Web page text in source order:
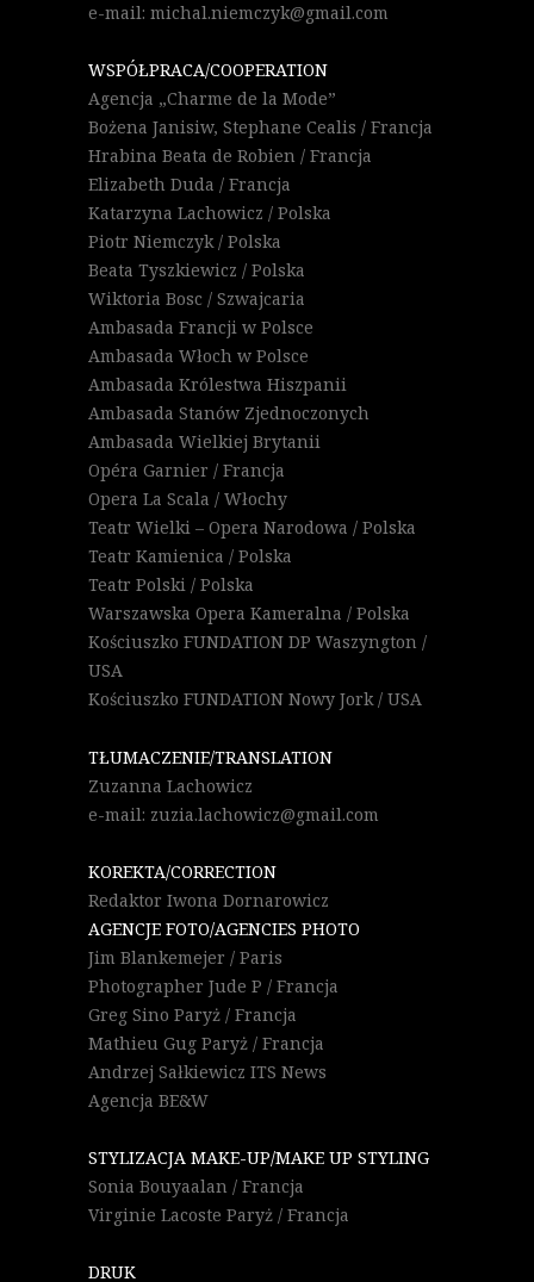
e-mail: michal.niemczyk@gmail.com
WSPÓŁPRACA/COOPERATION
Agencja „Charme de la Mode”
Bożena Janisiw, Stephane Cealis / Francja
Hrabina Beata de Robien / Francja
Elizabeth Duda / Francja
Katarzyna Lachowicz / Polska
Piotr Niemczyk / Polska
Beata Tyszkiewicz / Polska
Wiktoria Bosc / Szwajcaria
Ambasada Francji w Polsce
Ambasada Włoch w Polsce
Ambasada Królestwa Hiszpanii
Ambasada Stanów Zjednoczonych
Ambasada Wielkiej Brytanii
Opéra Garnier / Francja
Opera La Scala / Włochy
Teatr Wielki – Opera Narodowa / Polska
Teatr Kamienica / Polska
Teatr Polski / Polska
Warszawska Opera Kameralna / Polska
Kościuszko FUNDATION DP Waszyngton /
USA
Kościuszko FUNDATION Nowy Jork / USA
TŁUMACZENIE/TRANSLATION
Zuzanna Lachowicz
e-mail: zuzia.lachowicz@gmail.com
KOREKTA/CORRECTION
Redaktor Iwona Dornarowicz
AGENCJE FOTO/AGENCIES PHOTO
Jim Blankemejer / Paris
Photographer Jude P / Francja
Greg Sino Paryż / Francja
Mathieu Gug Paryż / Francja
Andrzej Sałkiewicz ITS News
Agencja BE&W
STYLIZACJA MAKE-UP/MAKE UP STYLING
Sonia Bouyaalan / Francja
Virginie Lacoste Paryż / Francja
DRUK